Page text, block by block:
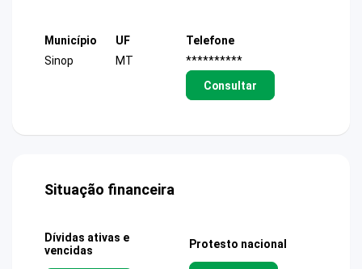
Município
Sinop
UF
MT
Telefone
**********
Consultar
Situação financeira
Dívidas ativas e
vencidas
Protesto nacional